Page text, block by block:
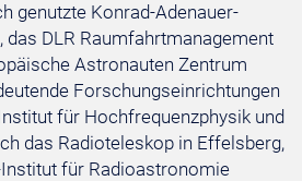
genutzte Konrad-Adenauer-
das DLR Raumfahrtmanagement
Astronauten Zentrum
Forschungseinrichtungen
für Hochfrequenzphysik und
das Radioteleskop in Effelsberg,
für Radioastronomie